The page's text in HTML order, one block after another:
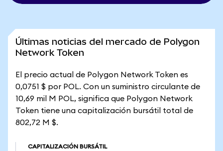
Últimas noticias del mercado de Polygon
Network Token
El precio actual de Polygon Network Token es
0,0751 $ por POL. Con un suministro circulante de
10,69 mil M POL, significa que Polygon Network
Token tiene una capitalización bursátil total de
802,72 M $.
CAPITALIZACIÓN BURSÁTIL